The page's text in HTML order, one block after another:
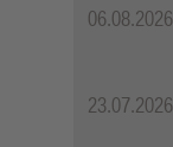
06.08.2026
23.07.2026